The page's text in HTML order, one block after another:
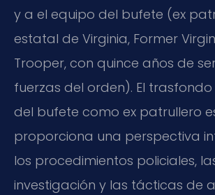
y a el equipo del bufete (ex
estatal de Virginia, Former
Trooper, con quince años de
fuerzas del orden). El
del bufete como ex patrullero
proporciona una perspectiva
los procedimientos policiales,
investigación y las tácticas de